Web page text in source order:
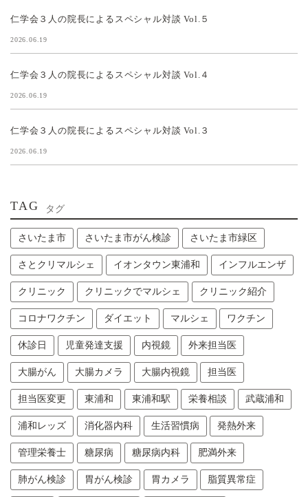
仁学会３人の院長によるスペシャル対談 Vol.５
2026.06.19
仁学会３人の院長によるスペシャル対談 Vol.４
2026.06.19
仁学会３人の院長によるスペシャル対談 Vol.３
2026.06.19
TAG タグ
さいたま市 さいたま市がん検診 さいたま市緑区
さとクリマルシェ イオンタウン東浦和 インフルエンザ
クリニック クリニックでマルシェ クリニック紹介
コロナワクチン ダイエット マルシェ ワクチン
休診日 児童発達支援 内視鏡 外来担当医
大腸がん 大腸カメラ 大腸内視鏡 担当医
担当医変更 東浦和 東浦和駅 栄養相談 武蔵浦和
浦和レッズ 消化器内科 生活習慣病 発熱外来
管理栄養士 糖尿病 糖尿病内科 肥満外来
肺がん検診 胃がん検診 胃カメラ 脂質異常症